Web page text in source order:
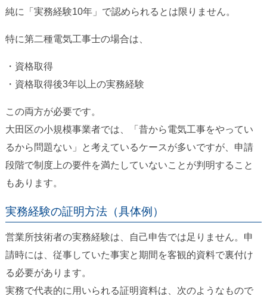
純に「実務経験10年」で認められるとは限りません。
特に第二種電気工事士の場合は、
・資格取得
・資格取得後3年以上の実務経験
この両方が必要です。
大田区の小規模事業者では、「昔から電気工事をやってい
るから問題ない」と考えているケースが多いですが、申請
段階で制度上の要件を満たしていないことが判明すること
もあります。
実務経験の証明方法（具体例）
営業所技術者の実務経験は、自己申告では足りません。申
請時には、従事していた事実と期間を客観的資料で裏付け
る必要があります。
実務で代表的に用いられる証明資料は、次のようなもので